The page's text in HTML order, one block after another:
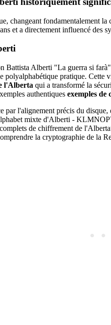
changeant fondamentalement
et a directement influencé des
Battista Alberti "La guerra si
polyalphabétique pratique. Cette
l'Alberta qui a transformé la
authentiques exemples
par l'alignement précis du
mixte d'Alberti -
de chiffrement de
la cryptographie de la